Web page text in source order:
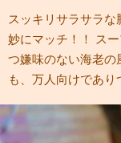
スッキリサラサラ
妙にマッチ！！ ス
つ嫌味のない海老
も、万人向けであり